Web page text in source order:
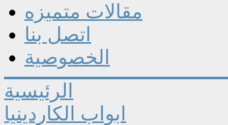
مقالات متميزه
اتصل بنا
الخصوصية
الرئيسية
ابواب الكاردينيا